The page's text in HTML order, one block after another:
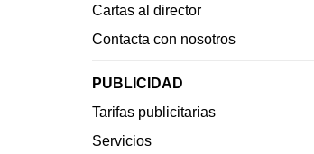
Cartas al director
Contacta con nosotros
PUBLICIDAD
Tarifas publicitarias
Servicios